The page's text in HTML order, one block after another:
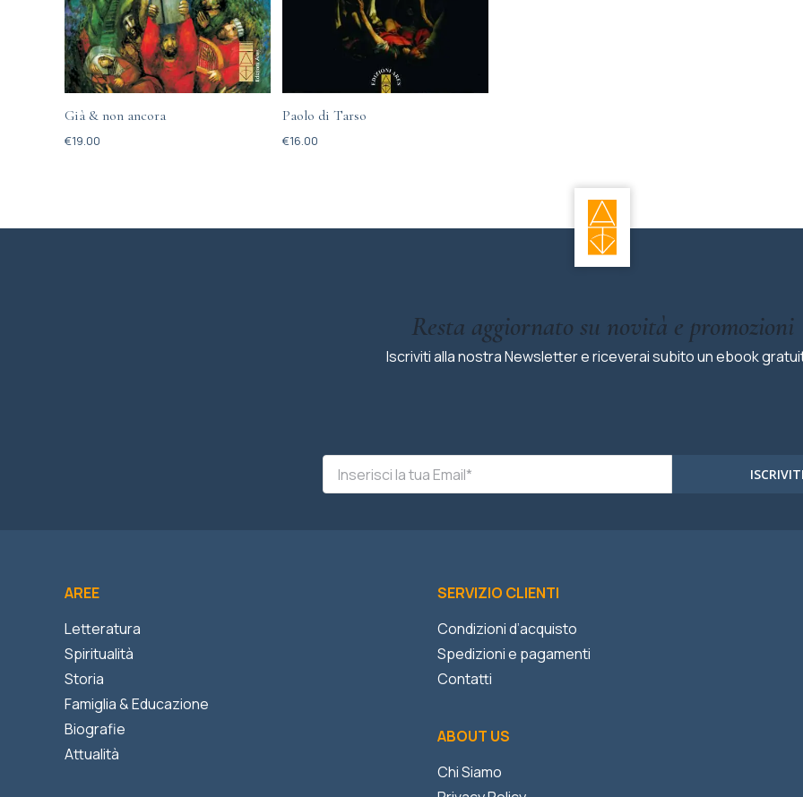
Già & non ancora
€19.00
Paolo di Tarso
€16.00
Resta aggiornato su novità e promozioni
Iscriviti alla nostra Newsletter e riceverai subito un ebook
AREE
Letteratura
Spiritualità
Storia
Famiglia & Educazione
Biografie
Attualità
SERVIZIO CLIENTI
Condizioni d’acquisto
Spedizioni e pagamenti
Contatti
ABOUT US
Chi Siamo